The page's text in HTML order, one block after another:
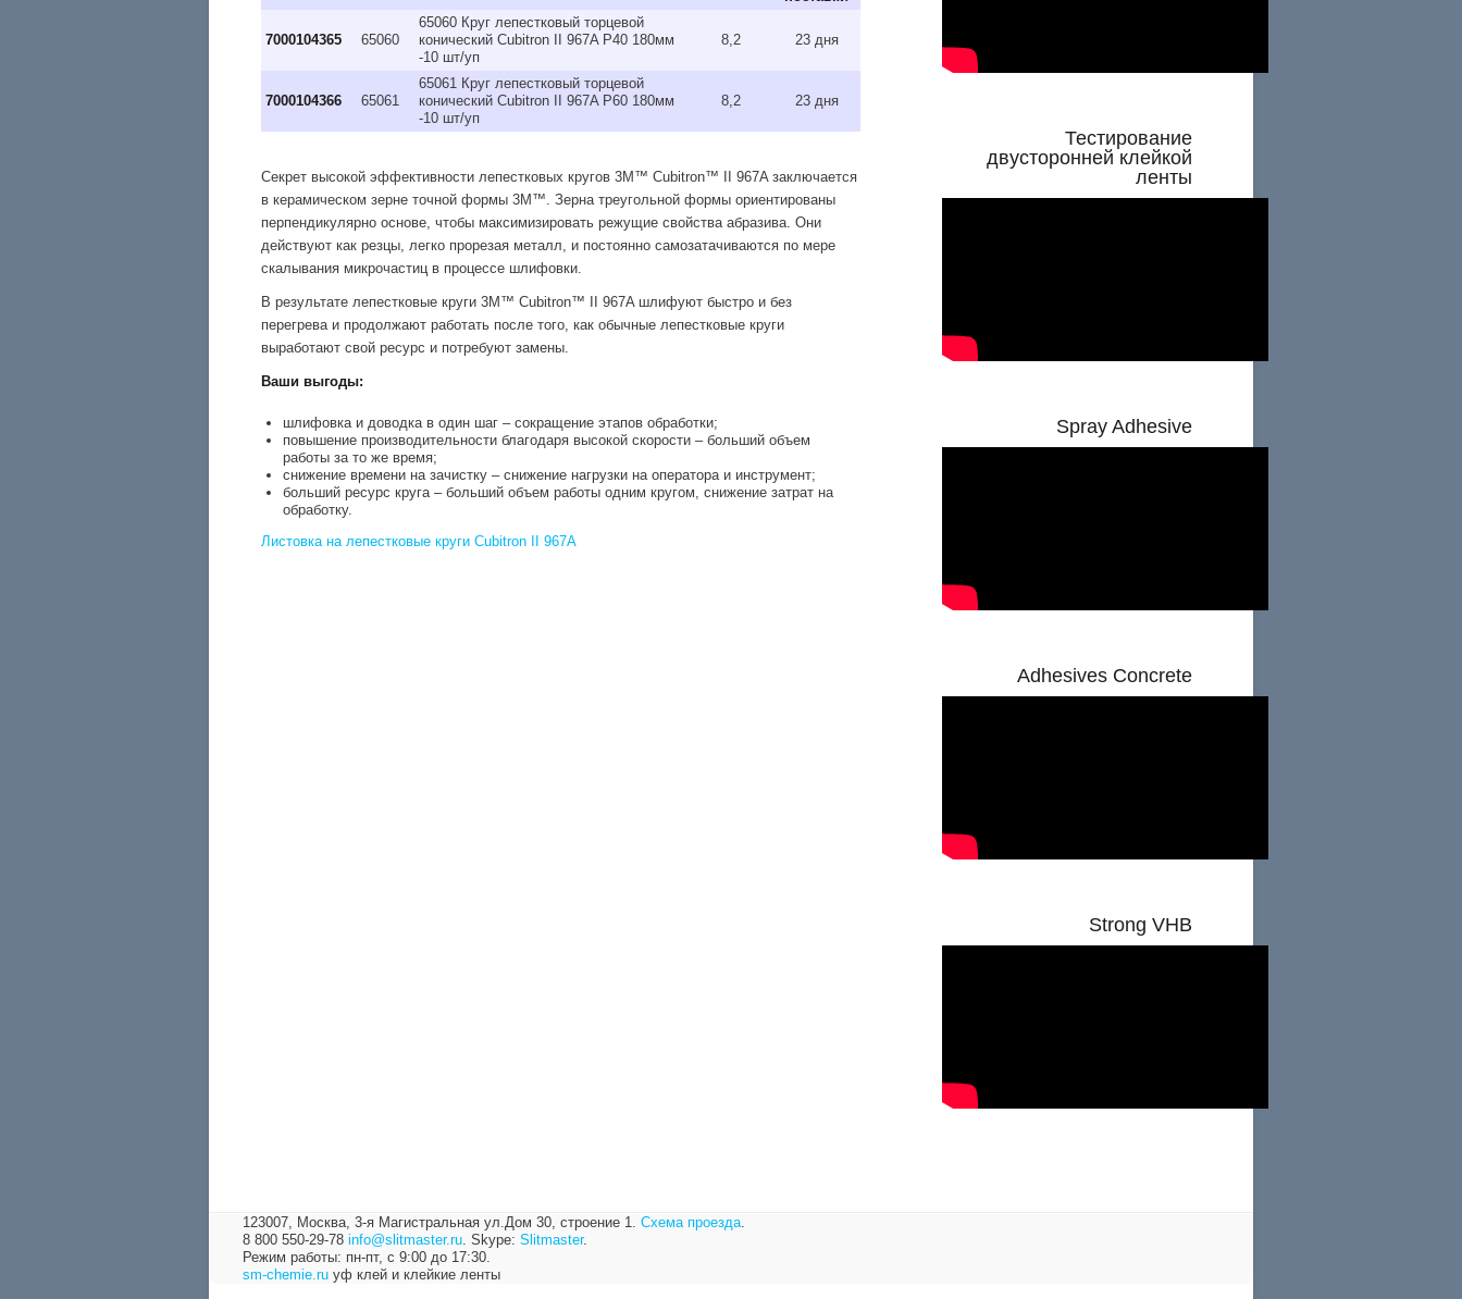
7000104365 65060
65060 Круг лепестковый торцевой
конический Cubitron II 967A P40 180мм
-10 шт/уп
8,2 23 дня
7000104366 65061
65061 Круг лепестковый торцевой
конический Cubitron II 967A P60 180мм
-10 шт/уп
8,2 23 дня
Секрет высокой эффективности лепестковых кругов 3M™ Cubitron™ II 967A заключается
в керамическом зерне точной формы 3M™. Зерна треугольной формы ориентированы
перпендикулярно основе, чтобы максимизировать режущие свойства абразива. Они
действуют как резцы, легко прорезая металл, и постоянно самозатачиваются по мере
скалывания микрочастиц в процессе шлифовки.
В результате лепестковые круги 3M™ Cubitron™ II 967A шлифуют быстро и без
перегрева и продолжают работать после того, как обычные лепестковые круги
выработают свой ресурс и потребуют замены.
Ваши выгоды:
шлифовка и доводка в один шаг – сокращение этапов обработки;
повышение производительности благодаря высокой скорости – больший объем
работы за то же время;
снижение времени на зачистку – снижение нагрузки на оператора и инструмент;
больший ресурс круга – больший объем работы одним кругом, снижение затрат на
обработку.
Листовка на лепестковые круги Cubitron II 967A
Тестирование
двусторонней клейкой
ленты
Spray Adhesive
Adhesives Concrete
Strong VHB
123007, Москва, 3-я Магистральная ул.Дом 30, строение 1. Схема проезда.
8 800 550-29-78 info@slitmaster.ru. Skype: Slitmaster.
Режим работы: пн-пт, с 9:00 до 17:30.
sm-chemie.ru уф клей и клейкие ленты